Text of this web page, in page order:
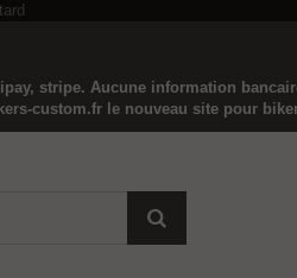
stripe. Aucune information
custom.fr le nouveau site pour